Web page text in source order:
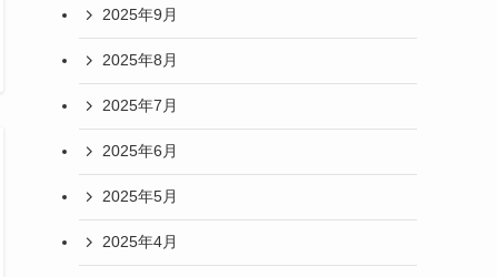
2025年9月
2025年8月
2025年7月
2025年6月
2025年5月
2025年4月